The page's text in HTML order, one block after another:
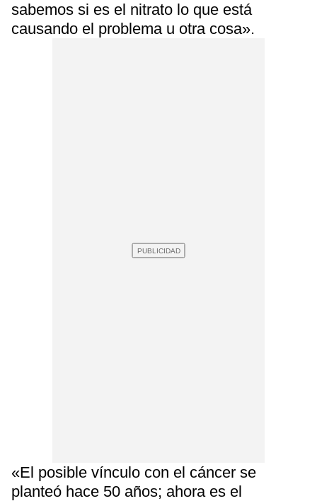
sabemos si es el nitrato lo que está
causando el problema u otra cosa».
«El posible vínculo con el cáncer se
planteó hace 50 años; ahora es el